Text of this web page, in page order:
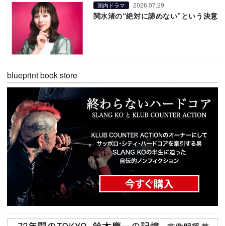
国内ドラマ 2026.07.29
関水渚の“絶対に諦めない”という決意
blueprint book store